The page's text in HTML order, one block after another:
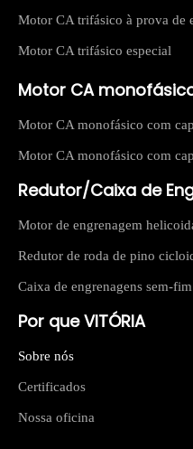
Motor CA trifásico à prova de
Motor CA trifásico especial
Motor CA
Motor CA monofásico com
Motor CA monofásico com
Redutor/Caixa de
Motor de engrenagem
Redutor de roda de pino
Caixa de engrenagens sem-
Por que VITÓRIA
Sobre nós
Certificados
Nossa oficina